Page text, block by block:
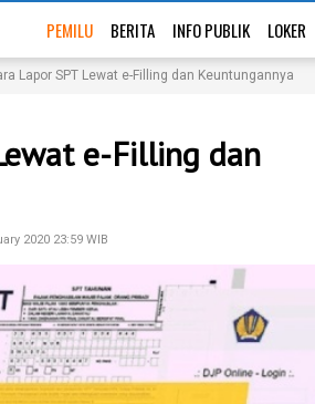
PEMILU BERITA INFO PUBLIK LOKER
Lapor SPT Lewat e-Filling dan Keuntungannya
e-Filling dan
2020 23:59 WIB